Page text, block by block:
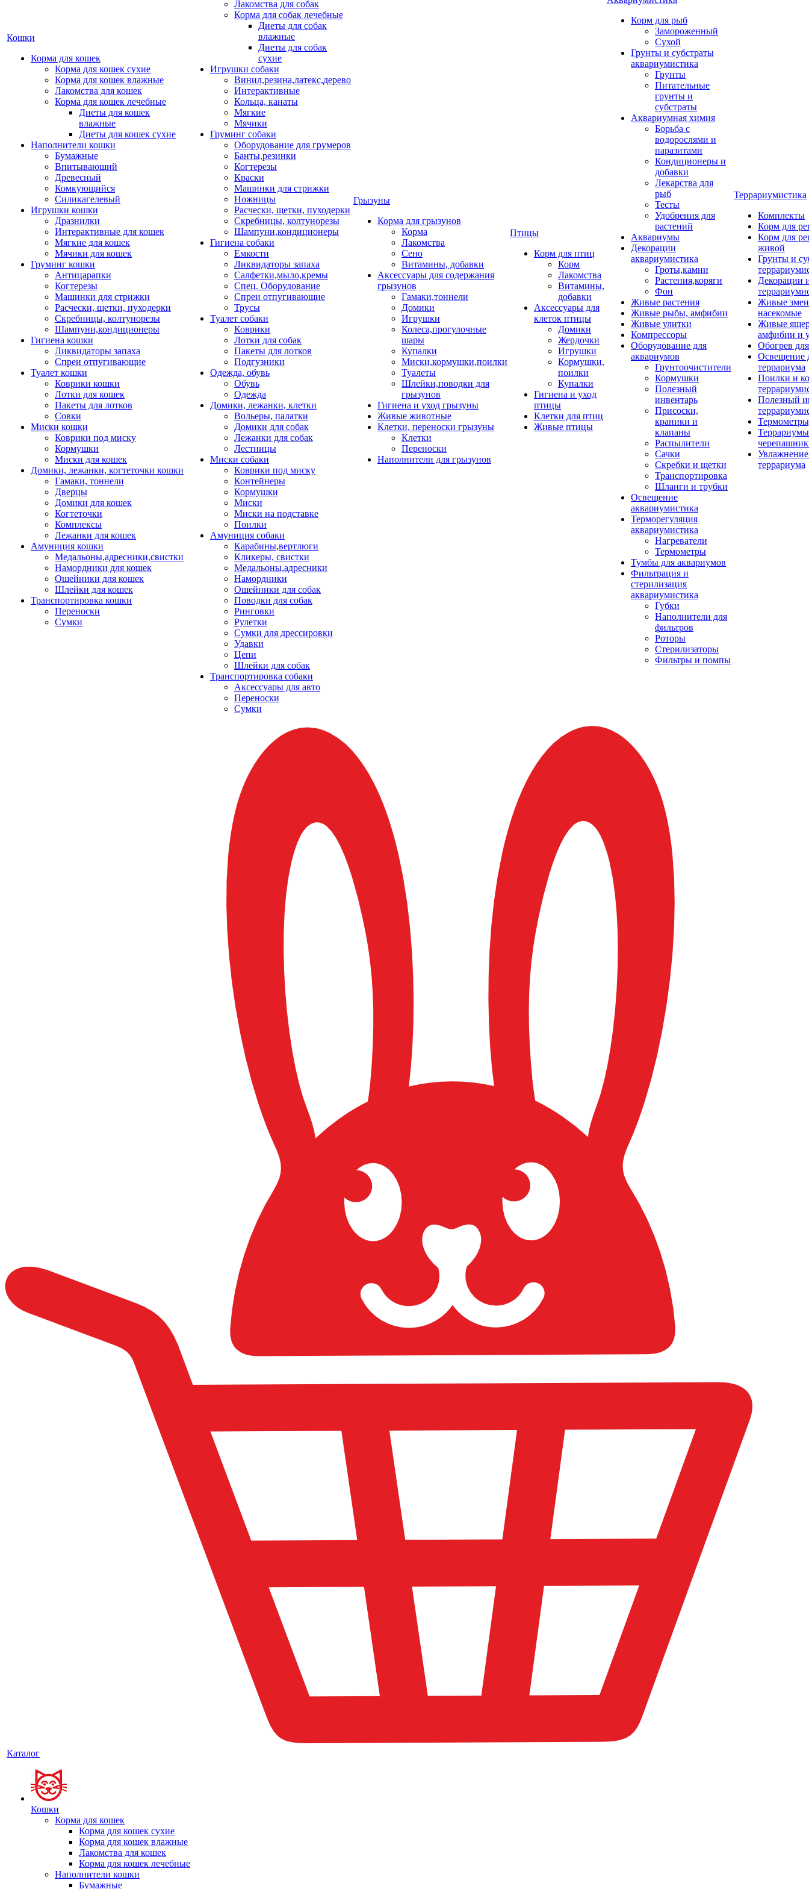
Кошки
Корма для кошек
Корма для кошек сухие
Корма для кошек влажные
Лакомства для кошек
Корма для кошек лечебные
Диеты для кошек
влажные
Диеты для кошек сухие
Наполнители кошки
Бумажные
Впитывающий
Древесный
Комкующийся
Силикагелевый
Игрушки кошки
Дразнилки
Интерактивные для кошек
Мягкие для кошек
Мячики для кошек
Груминг кошки
Антицарапки
Когтерезы
Машинки для стрижки
Расчески, щетки, пуходерки
Скребницы, колтунорезы
Шампуни,кондиционеры
Гигиена кошки
Ликвидаторы запаха
Спреи отпугивающие
Туалет кошки
Коврики кошки
Лотки для кошек
Пакеты для лотков
Совки
Миски кошки
Коврики под миску
Кормушки
Миски для кошек
Домики, лежанки, когтеточки кошки
Гамаки, тоннели
Дверцы
Домики для кошек
Когтеточки
Комплексы
Лежанки для кошек
Амуниция кошки
Медальоны,адресники,свистки
Намордники для кошек
Ошейники для кошек
Шлейки для кошек
Транспортировка кошки
Переноски
Сумки
Лакомства для собак
Корма для собак лечебные
Диеты для собак
влажные
Диеты для собак
сухие
Игрушки собаки
Винил,резина,латекс,дерево
Интерактивные
Кольца, канаты
Мягкие
Мячики
Груминг собаки
Оборудование для грумеров
Банты,резинки
Когтерезы
Краски
Машинки для стрижки
Ножницы
Расчески, щетки, пуходерки
Скребницы, колтунорезы
Шампуни,кондиционеры
Гигиена собаки
Емкости
Ликвидаторы запаха
Салфетки,мыло,кремы
Спец. Оборудование
Спреи отпугивающие
Трусы
Туалет собаки
Коврики
Лотки для собак
Пакеты для лотков
Подгузники
Одежда, обувь
Обувь
Одежда
Домики, лежанки, клетки
Вольеры, палатки
Домики для собак
Лежанки для собак
Лестницы
Миски собаки
Коврики под миску
Контейнеры
Кормушки
Миски
Миски на подставке
Поилки
Амуниция собаки
Карабины,вертлюги
Кликеры, свистки
Медальоны,адресники
Намордники
Ошейники для собак
Поводки для собак
Ринговки
Рулетки
Сумки для дрессировки
Удавки
Цепи
Шлейки для собак
Транспортировка собаки
Аксессуары для авто
Переноски
Сумки
Грызуны
Корма для грызунов
Корма
Лакомства
Сено
Витамины, добавки
Аксессуары для содержания
грызунов
Гамаки,тоннели
Домики
Игрушки
Колеса,прогулочные
шары
Купалки
Миски,кормушки,поилки
Туалеты
Шлейки,поводки для
грызунов
Гигиена и уход грызуны
Живые животные
Клетки, переноски грызуны
Клетки
Переноски
Наполнители для грызунов
Птицы
Корм для птиц
Корм
Лакомства
Витамины,
добавки
Аксессуары для
клеток птицы
Домики
Жердочки
Игрушки
Кормушки,
поилки
Купалки
Гигиена и уход
птицы
Клетки для птиц
Живые птицы
Корм для рыб
Замороженный
Сухой
Грунты и субстраты
аквариумистика
Грунты
Питательные
грунты и
субстраты
Аквариумная химия
Борьба с
водорослями и
паразитами
Кондиционеры и
добавки
Лекарства для
рыб
Тесты
Удобрения для
растений
Аквариумы
Декорации
аквариумистика
Гроты,камни
Растения,коряги
Фон
Живые растения
Живые рыбы, амфибии
Живые улитки
Компрессоры
Оборудование для
аквариумов
Грунтоочистители
Кормушки
Полезный
инвентарь
Присоски,
краники и
клапаны
Распылители
Сачки
Скребки и щетки
Транспортировка
Шланги и трубки
Освещение
аквариумистика
Терморегуляция
аквариумистика
Нагреватели
Термометры
Тумбы для аквариумов
Фильтрация и
стерилизация
аквариумистика
Губки
Наполнители для
фильтров
Роторы
Стерилизаторы
Фильтры и помпы
Террариумистика
Комплекты
Корм для
Корм для
живой
Грунты и
Декорации
Живые
насекомые
Живые
амфибии и
Обогрев
Освещение
террариума
Поилки и
Полезный
террариума
Каталог
Кошки
Корма для кошек
Корма для кошек сухие
Корма для кошек влажные
Лакомства для кошек
Корма для кошек лечебные
Наполнители кошки
Бумажные